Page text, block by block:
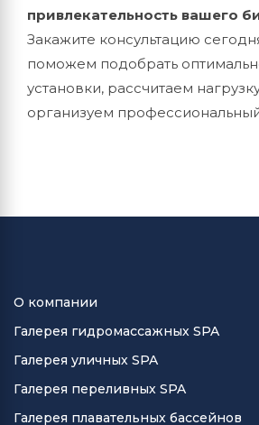
привлекательность вашего
Закажите консультацию
поможем подобрать
установки, рассчитаем
организуем
О компании
Галерея гидромассажных SPA
Галерея уличных SPA
Галерея переливных SPA
Галерея плавательных бассейнов